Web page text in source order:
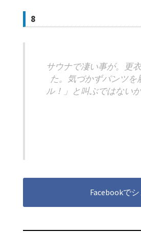
8
サウナで凄い事が。更
た。気づかずパンツ
ル！」と叫ぶではない
Facebookで